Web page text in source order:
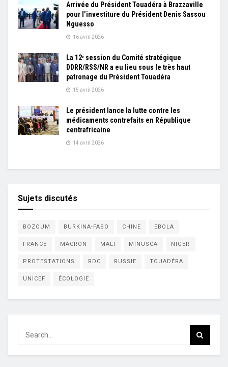
Arrivée du Président Touadéra à Brazzaville
pour l’investiture du Président Denis Sassou
Nguesso
16 avril 2026
La 12ᵉ session du Comité stratégique
DDRR/RSS/NR a eu lieu sous le très haut
patronage du Président Touadéra
15 avril 2026
Le président lance la lutte contre les
médicaments contrefaits en République
centrafricaine
14 avril 2026
Sujets discutés
BOZOUM BURKINA-FASO CHINE EBOLA
FRANCE MACRON MALI MINUSCA NIGER
PROTESTATIONS RDC RUSSIE TOUADÉRA
UNICEF ÉCOLOGIE